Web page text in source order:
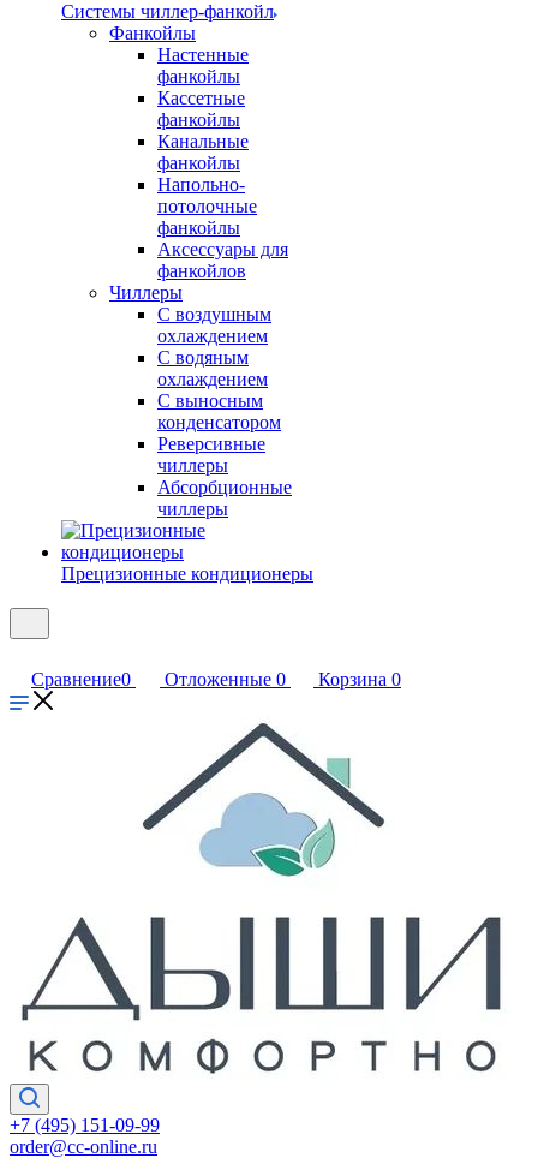
Системы чиллер-фанкойл
Фанкойлы
Настенные
фанкойлы
Кассетные
фанкойлы
Канальные
фанкойлы
Напольно-
потолочные
фанкойлы
Аксессуары для
фанкойлов
Чиллеры
С воздушным
охлаждением
С водяным
охлаждением
С выносным
конденсатором
Реверсивные
чиллеры
Абсорбционные
чиллеры
Прецизионные кондиционеры
Сравнение0 Отложенные 0 Корзина 0
+7 (495) 151-09-99
order@cc-online.ru